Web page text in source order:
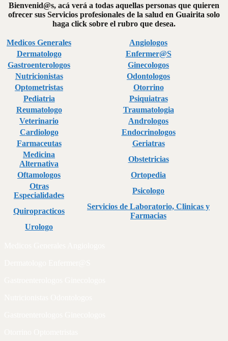
Bienvenid@s, acá verá a todas aquellas personas que quieren
ofrecer sus Servicios profesionales de la salud en Guairita solo
haga click sobre el rubro que desea.
Medicos Generales
Angiologos
Dermatologo
Enfermer@S
Gastroenterologos
Ginecologos
Nutricionistas
Odontologos
Optometristas
Otorrino
Pediatria
Psiquiatras
Reumatologo
Traumatologia
Veterinario
Andrologos
Cardiologo
Endocrinologos
Farmaceutas
Geriatras
Medicina
Alternativa
Obstetricias
Oftamologos
Ortopedia
Otras
Especialidades
Psicologo
Quiropracticos
Servicios de Laboratorio, Clinicas y
Farmacias
Urologo